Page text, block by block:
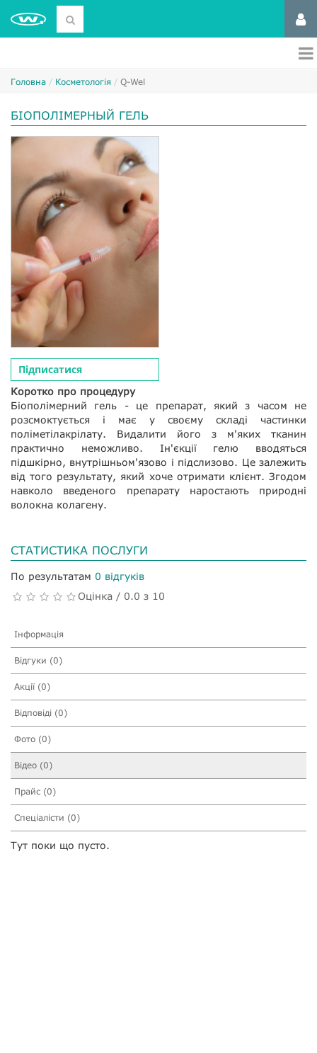
Головна Косметологія Q-Wel
БІОПОЛІМЕРНЫЙ ГЕЛЬ
Підписатися
Коротко про процедуру
Біополімерний гель - це препарат, який з часом не
розсмоктується і має у своєму складі частинки
поліметілакрілату. Видалити його з м'яких тканин
практично неможливо. Ін'єкції гелю вводяться
підшкірно, внутрішньом'язово і підслизово. Це залежить
від того результату, який хоче отримати клієнт. Згодом
навколо введеного препарату наростають природні
волокна колагену.
СТАТИСТИКА ПОСЛУГИ
По результатам 0 відгуків
Оцінка / 0.0 з 10
Інформація
Відгуки (0)
Акції (0)
Відповіді (0)
Фото (0)
Відео (0)
Прайс (0)
Спеціалісти (0)
Тут поки що пусто.